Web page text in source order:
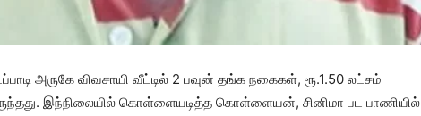
அருகே விவசாயி வீட்டில் 2 பவுன் தங்க நகைகள், ரூ.1.50 லட்சம்
இந்நிலையில் கொள்ளையடித்த கொள்ளையன், சினிமா பட பாணியில்